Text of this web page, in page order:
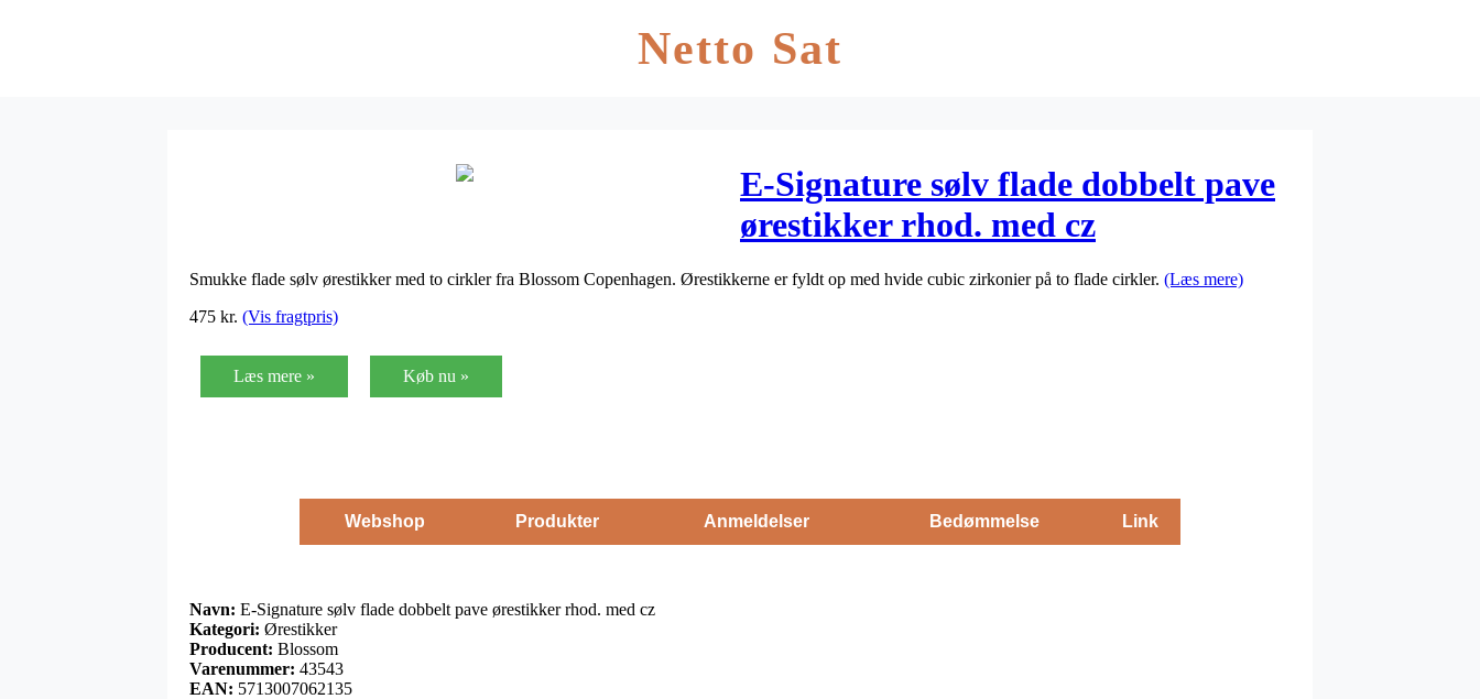
Netto Sat
E-Signature sølv flade dobbelt pave
ørestikker rhod. med cz
Smukke flade sølv ørestikker med to cirkler fra Blossom Copenhagen. Ørestikkerne er fyldt op med hvide cubic zirkonier på to flade cirkler. (Læs mere)
475 kr. (Vis fragtpris)
Læs mere » Køb nu »
Webshop Produkter Anmeldelser Bedømmelse Link
Navn: E-Signature sølv flade dobbelt pave ørestikker rhod. med cz
Kategori: Ørestikker
Producent: Blossom
Varenummer: 43543
EAN: 5713007062135